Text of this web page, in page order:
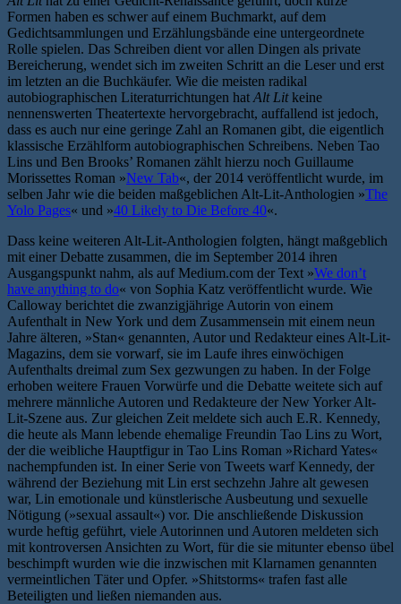
Formen haben es schwer auf einem Buchmarkt, auf dem
Gedichtsammlungen und Erzählungsbände eine untergeordnete
Rolle spielen. Das Schreiben dient vor allen Dingen als private
Bereicherung, wendet sich im zweiten Schritt an die Leser und erst
im letzten an die Buchkäufer. Wie die meisten radikal
autobiographischen Literaturrichtungen hat Alt Litkeine
nennenswerten Theatertexte hervorgebracht, auffallend ist jedoch,
dass es auch nur eine geringe Zahl an Romanen gibt, die eigentlich
klassische Erzählform autobiographischen Schreibens. Neben Tao
Lins und Ben Brooks’ Romanen zählt hierzu noch Guillaume
Morissettes Roman »New Tab«, der 2014 veröffentlicht wurde, im
selben Jahr wie die beiden maßgeblichen Alt-Lit-Anthologien »The
Yolo Pages« und »40 Likely to Die Before 40«.
Dass keine weiteren Alt-Lit-Anthologien folgten, hängt maßgeblich
mit einer Debatte zusammen, die im September 2014 ihren
Ausgangspunkt nahm, als auf Medium.com der Text »We don’t
have anything to do« von Sophia Katz veröffentlicht wurde. Wie
Calloway berichtet die zwanzigjährige Autorin von einem
Aufenthalt in New York und dem Zusammensein mit einem neun
Jahre älteren, »Stan« genannten, Autor und Redakteur eines Alt-Lit-
Magazins, dem sie vorwarf, sie im Laufe ihres einwöchigen
Aufenthalts dreimal zum Sex gezwungen zu haben. In der Folge
erhoben weitere Frauen Vorwürfe und die Debatte weitete sich auf
mehrere männliche Autoren und Redakteure der New Yorker Alt-
Lit-Szene aus. Zur gleichen Zeit meldete sich auch E.R. Kennedy,
die heute als Mann lebende ehemalige Freundin Tao Lins zu Wort,
der die weibliche Hauptfigur in Tao Lins Roman »Richard Yates«
nachempfunden ist. In einer Serie von Tweets warf Kennedy, der
während der Beziehung mit Lin erst sechzehn Jahre alt gewesen
war, Lin emotionale und künstlerische Ausbeutung und sexuelle
Nötigung (»sexual assault«) vor. Die anschließende Diskussion
wurde heftig geführt, viele Autorinnen und Autoren meldeten sich
mit kontroversen Ansichten zu Wort, für die sie mitunter ebenso übel
beschimpft wurden wie die inzwischen mit Klarnamen genannten
vermeintlichen Täter und Opfer. »Shitstorms« trafen fast alle
Beteiligten und ließen niemanden aus.